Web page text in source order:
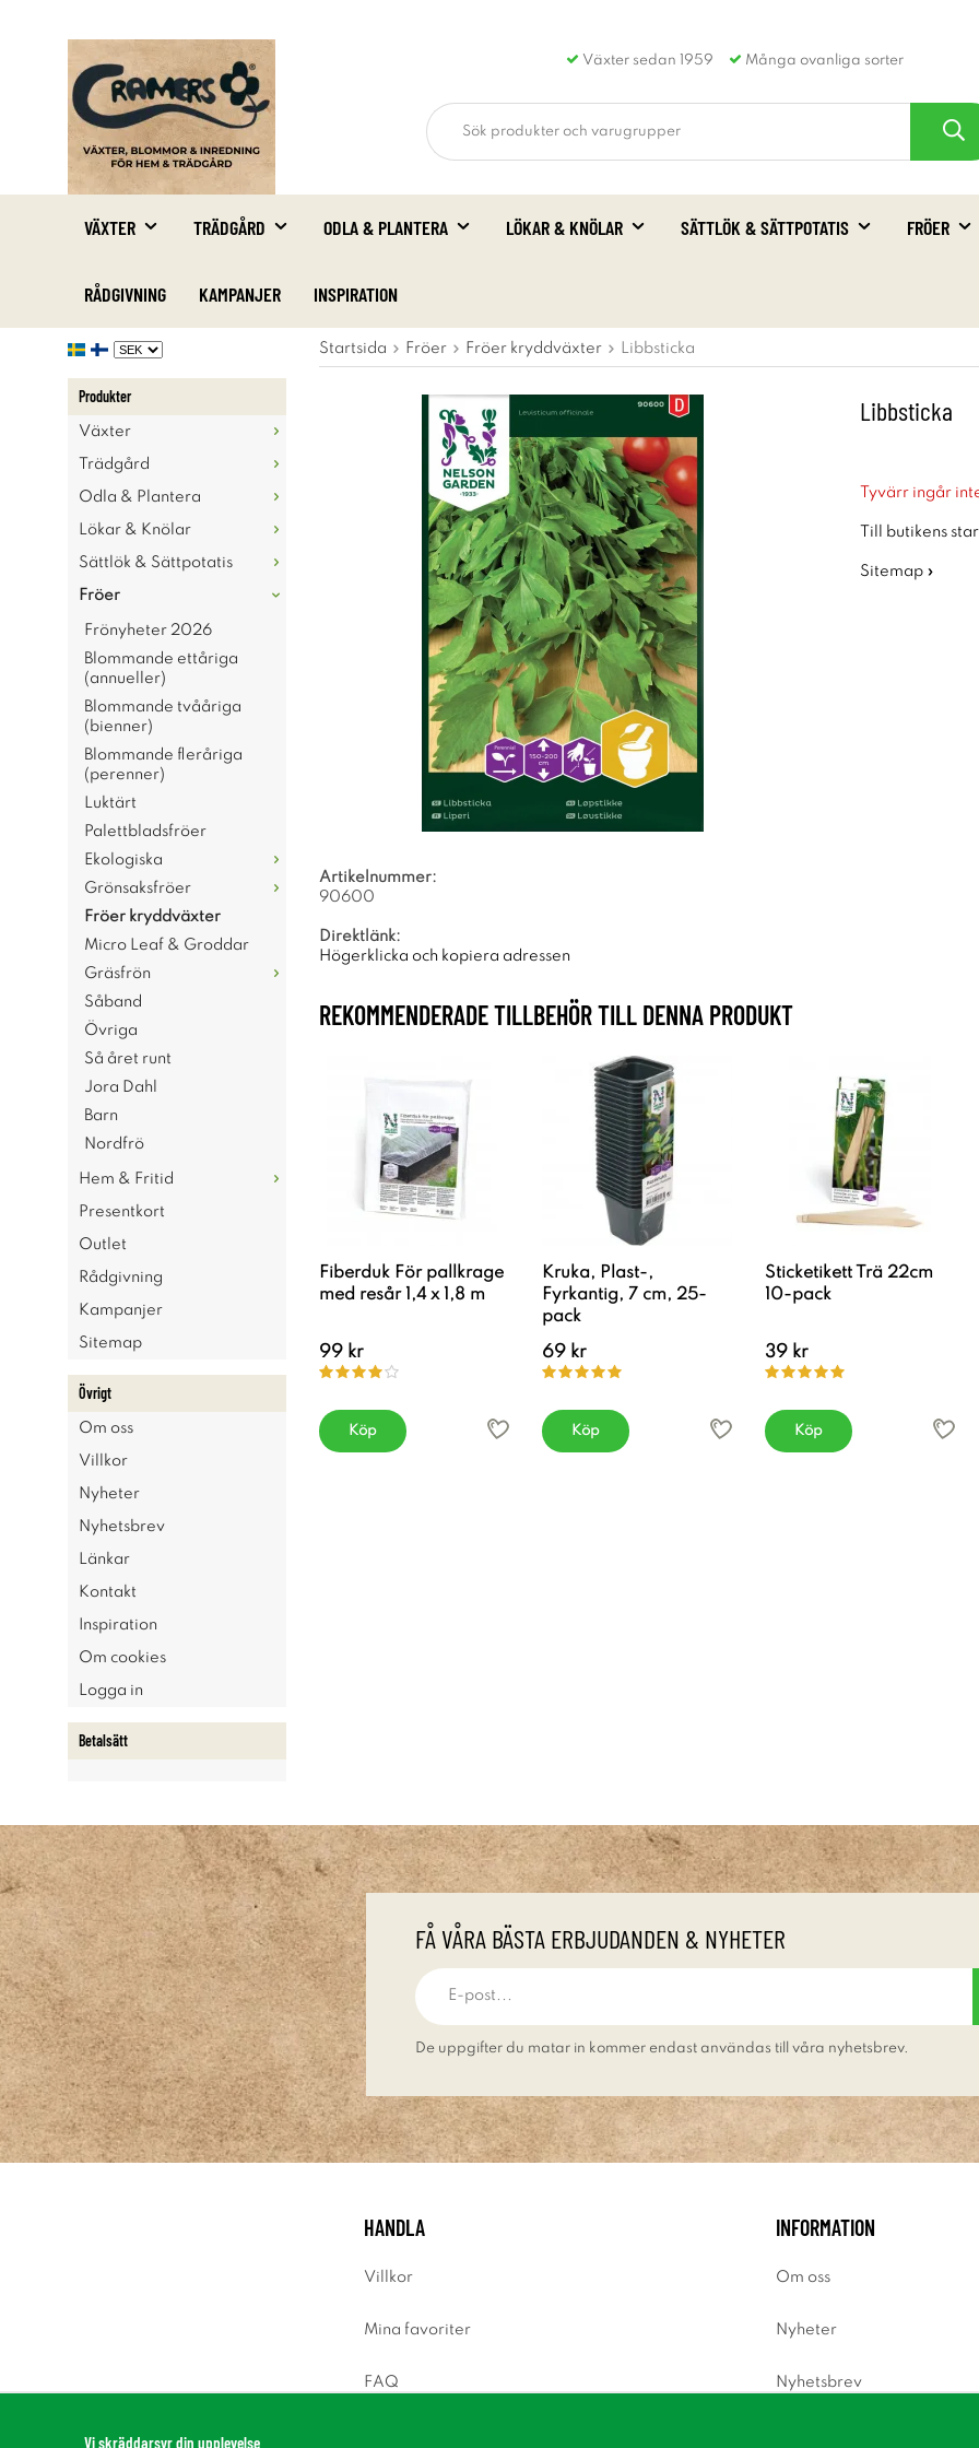
Växter sedan 1959 Många ovanliga sorter
VÄXTER TRÄDGÅRD ODLA & PLANTERA LÖKAR & KNÖLAR SÄTTLÖK & SÄTTPOTATIS FRÖER
RÅDGIVNING KAMPANJER INSPIRATION
Produkter
Växter
Trädgård
Odla & Plantera
Lökar & Knölar
Sättlök & Sättpotatis
Fröer
Frönyheter 2026
Blommande ettåriga
(annueller)
Blommande tvååriga
(bienner)
Blommande fleråriga
(perenner)
Luktärt
Palettbladsfröer
Ekologiska
Grönsaksfröer
Fröer kryddväxter
Micro Leaf & Groddar
Gräsfrön
Såband
Övriga
Så året runt
Jora Dahl
Barn
Nordfrö
Hem & Fritid
Presentkort
Outlet
Rådgivning
Kampanjer
Sitemap
Övrigt
Om oss
Villkor
Nyheter
Nyhetsbrev
Länkar
Kontakt
Inspiration
Om cookies
Logga in
Betalsätt
Startsida Fröer Fröer kryddväxter Libbsticka
Libbsticka
Tyvärr ingår
Till butikens
Sitemap »
Artikelnummer:
90600
Direktlänk:
Högerklicka och kopiera adressen
REKOMMENDERADE TILLBEHÖR TILL DENNA PRODUKT
Fiberduk För pallkrage
med resår 1,4 x 1,8 m
99 kr
Köp
Kruka, Plast-,
Fyrkantig, 7 cm, 25-
pack
69 kr
Köp
Sticketikett Trä 22cm
10-pack
39 kr
Köp
FÅ VÅRA BÄSTA ERBJUDANDEN & NYHETER
De uppgifter du matar in kommer endast användas till våra nyhetsbrev.
HANDLA
Villkor
Mina favoriter
FAQ
INFORMATION
Om oss
Nyheter
Nyhetsbrev
Vi skräddarsyr din upplevelse